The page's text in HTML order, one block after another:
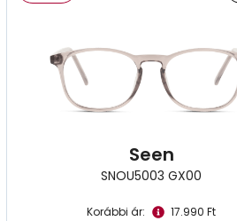
Seen
SNOU5003 GX00
Korábbi ár: 17.990 Ft